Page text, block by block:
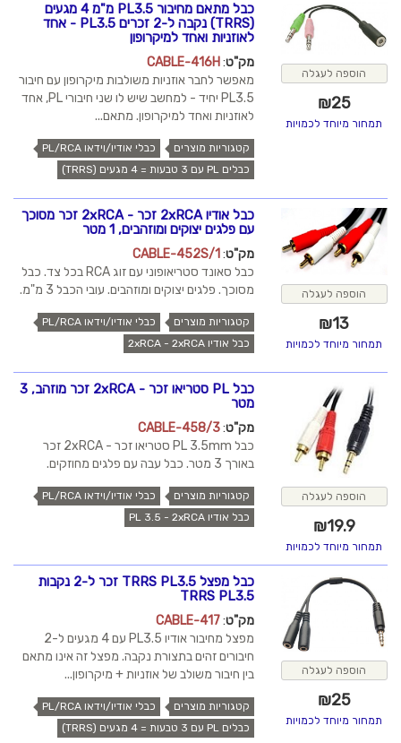
הוספה לעגלה
₪25
תמחור מיוחד לכמויות
כבל מתאם מחיבור PL3.5 מ"מ 4 מגעים
(TRRS) נקבה ל-2 זכרים PL3.5 - אחד
לאוזניות ואחד למיקרופון
מק"ט:
CABLE-416H
מאפשר לחבר אוזניות משולבות מיקרופון עם חיבור
PL3.5 יחיד - למחשב שיש לו שני חיבורי PL, אחד
לאוזניות ואחד למיקרופון. מתאם...
קטגוריות מוצרים
כבלי אודיו/וידאו PL/RCA
כבלים PL עם 3 טבעות = 4 מגעים (TRRS)
הוספה לעגלה
₪13
תמחור מיוחד לכמויות
כבל אודיו 2xRCA זכר - 2xRCA זכר מסוכך
עם פלגים יצוקים ומוזהבים, 1 מטר
מק"ט:
CABLE-452S/1
כבל סאונד סטריאופוני עם זוג RCA בכל צד. כבל
מסוכך. פלגים יצוקים ומוזהבים. עובי הכבל 3 מ"מ.
קטגוריות מוצרים
כבלי אודיו/וידאו PL/RCA
כבל אודיו 2xRCA - 2xRCA
הוספה לעגלה
₪19.9
תמחור מיוחד לכמויות
כבל PL סטריאו זכר - 2xRCA זכר מוזהב, 3
מטר
מק"ט:
CABLE-458/3
כבל PL 3.5mm סטריאו זכר - 2xRCA זכר
באורך 3 מטר. כבל עבה עם פלגים מחוזקים.
קטגוריות מוצרים
כבלי אודיו/וידאו PL/RCA
כבל אודיו PL 3.5 - 2xRCA
הוספה לעגלה
₪25
תמחור מיוחד לכמויות
כבל מפצל TRRS PL3.5 זכר ל-2 נקבות
TRRS PL3.5
מק"ט:
CABLE-417
מפצל מחיבור אודיו PL3.5 עם 4 מגעים ל-2
חיבורים זהים בתצורת נקבה. מפצל זה אינו מתאם
בין חיבור משולב של אוזניות + מיקרופון...
קטגוריות מוצרים
כבלי אודיו/וידאו PL/RCA
כבלים PL עם 3 טבעות = 4 מגעים (TRRS)